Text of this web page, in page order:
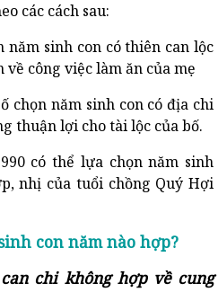
các cách sau:
năm sinh con có thiên can lộc
công việc làm ăn của mẹ
chọn năm sinh con có địa chi
thuận lợi cho tài lộc của bố.
có thể lựa chọn năm sinh
nhị của tuổi chồng Quý Hợi
con năm nào hợp?
chi không hợp về cung